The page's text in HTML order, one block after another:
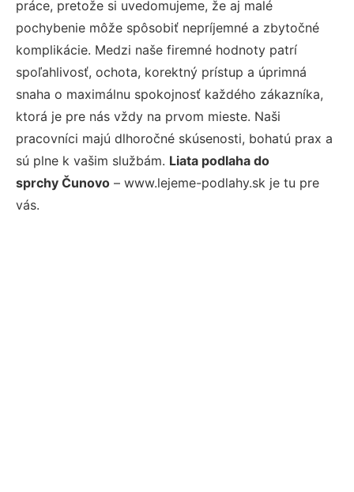
práce, pretože si uvedomujeme, že aj malé
pochybenie môže spôsobiť nepríjemné a zbytočné
komplikácie. Medzi naše firemné hodnoty patrí
spoľahlivosť, ochota, korektný prístup a úprimná
snaha o maximálnu spokojnosť každého zákazníka,
ktorá je pre nás vždy na prvom mieste. Naši
pracovníci majú dlhoročné skúsenosti, bohatú prax a
sú plne k vašim službám. Liata podlaha do
sprchy Čunovo – www.lejeme-podlahy.sk je tu pre
vás.